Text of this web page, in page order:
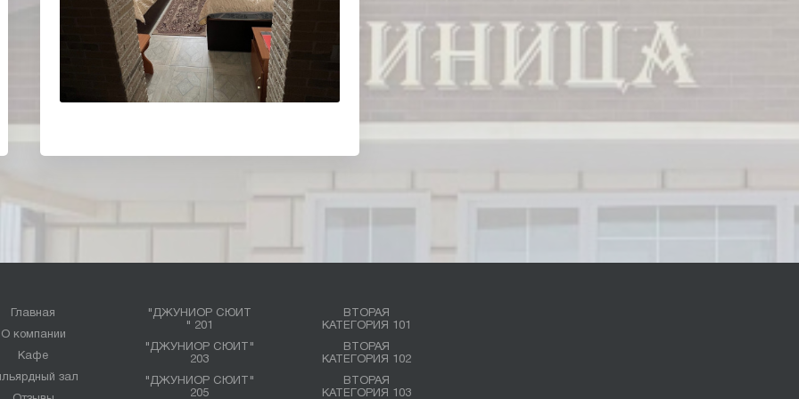
Главная
О компании
Кафе
зал
"ДЖУНИОР СЮИТ
" 201
"ДЖУНИОР СЮИТ"
203
"ДЖУНИОР СЮИТ"
205
ВТОРАЯ
КАТЕГОРИЯ 101
ВТОРАЯ
КАТЕГОРИЯ 102
ВТОРАЯ
КАТЕГОРИЯ 103